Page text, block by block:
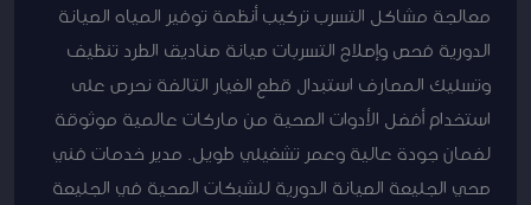
معالجة مشاكل التسرب تركيب أنظمة توفير المياه الصيانة
الدورية فحص وإصلاح التسربات صيانة صناديق الطرد تنظيف
وتسليك المصارف استبدال قطع الغيار التالفة نحرص على
استخدام أفضل الأدوات الصحية من ماركات عالمية موثوقة
لضمان جودة عالية وعمر تشغيلي طويل. مدير خدمات فني
صحي الجليعة الصيانة الدورية للشبكات الصحية في الجليعة